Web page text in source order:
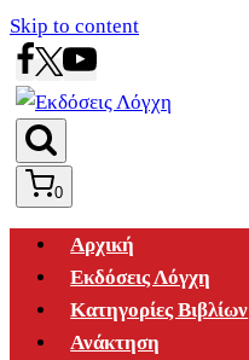
Skip to content
0
Αρχική
Εκδόσεις Λόγχη
Κατηγορίες Βιβλίων
Ανάκτηση